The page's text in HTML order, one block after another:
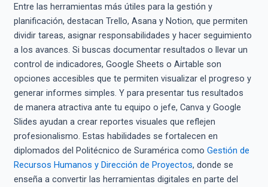
Entre las herramientas más útiles para la gestión y
planificación, destacan Trello, Asana y Notion, que permiten
dividir tareas, asignar responsabilidades y hacer seguimiento
a los avances. Si buscas documentar resultados o llevar un
control de indicadores, Google Sheets o Airtable son
opciones accesibles que te permiten visualizar el progreso y
generar informes simples. Y para presentar tus resultados
de manera atractiva ante tu equipo o jefe, Canva y Google
Slides ayudan a crear reportes visuales que reflejen
profesionalismo. Estas habilidades se fortalecen en
diplomados del Politécnico de Suramérica como Gestión de
Recursos Humanos y Dirección de Proyectos, donde se
enseña a convertir las herramientas digitales en parte del